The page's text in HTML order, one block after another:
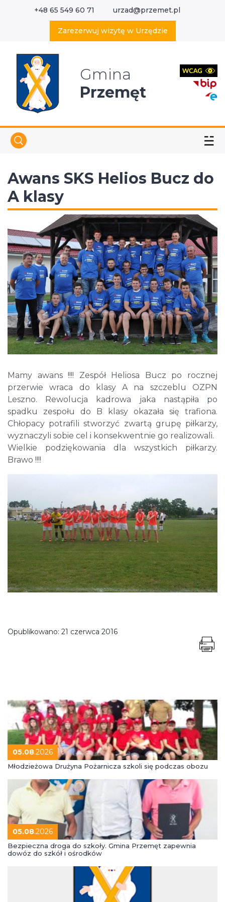
+48 65 549 60 71 urzad@przemet.pl
Zarezerwuj wizytę w Urzędzie
Gmina
Przemęt
☱
Awans SKS Helios Bucz do
A klasy
Mamy awans !!!! Zespół Heliosa Bucz po rocznej
przerwie wraca do klasy A na szczeblu OZPN
Leszno. Rewolucja kadrowa jaka nastąpiła po
spadku zespołu do B klasy okazała się trafiona.
Chłopacy potrafili stworzyć zwartą grupę piłkarzy,
wyznaczyli sobie cel i konsekwentnie go realizowali.
Wielkie podziękowania dla wszystkich piłkarzy.
Brawo !!!!
Opublikowano: 21 czerwca 2016
05.08.2026
Młodzieżowa Drużyna Pożarnicza szkoli się podczas obozu
05.08.2026
Bezpieczna droga do szkoły. Gmina Przemęt zapewnia
dowóz do szkół i ośrodków
Wyszukaj w serwisie